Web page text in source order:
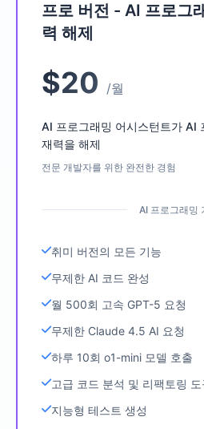
프로 버전 - AI 프로그
력 해제
$20 /월
AI 프로그래밍 어시스턴트가 AI
재력을 해제
전문 개발자를 위한 완전한 경험
AI 프로그래밍
취미 버전의 모든 기능
무제한 AI 코드 완성
월 500회 고속 GPT-5 요청
무제한 Claude 4.5 AI 요청
하루 10회 o1-mini 모델 호출
고급 코드 분석 및 리팩토링 도
지능형 테스트 생성